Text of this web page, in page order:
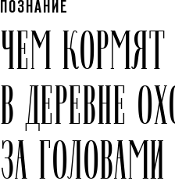
ПОЗНАНИЕ
ЧЕМ КОРМЯТ
В ДЕРЕВНЕ
ЗА ГОЛОВАМИ